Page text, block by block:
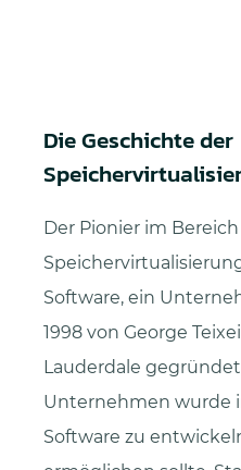
Die Geschichte der
Der Pionier im
Software, ein
1998 von George
Lauderdale
Unternehmen wurde
Software zu